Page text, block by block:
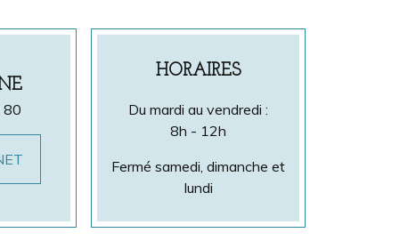
80
HORAIRES
Du mardi au vendredi :
8h - 12h
Fermé samedi, dimanche et
lundi